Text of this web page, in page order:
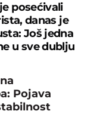
posećivali
danas je
Još jedna
u sve dublju
Poјava